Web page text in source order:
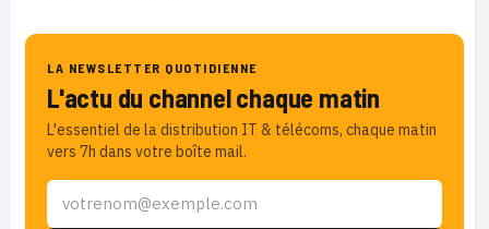
LA NEWSLETTER QUOTIDIENNE
L'actu du channel chaque matin
L'essentiel de la distribution IT & télécoms, chaque matin
vers 7h dans votre boîte mail.